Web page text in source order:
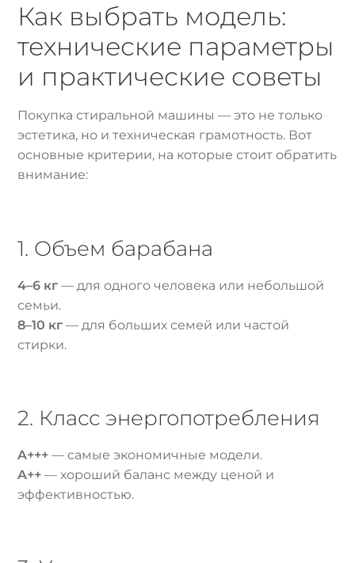
Как выбрать модель:
технические параметры
и практические советы
Покупка стиральной машины — это не только
эстетика, но и техническая грамотность. Вот
основные критерии, на которые стоит обратить
внимание:
1. Объем барабана
4–6 кг — для одного человека или небольшой
семьи.
8–10 кг — для больших семей или частой
стирки.
2. Класс энергопотребления
A+++ — самые экономичные модели.
A++ — хороший баланс между ценой и
эффективностью.